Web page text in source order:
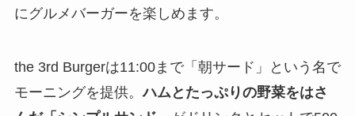
にグルメバーガーを楽しめます。
the 3rd Burgerは11:00まで「朝サード」という名で
モーニングを提供。ハムとたっぷりの野菜をはさ